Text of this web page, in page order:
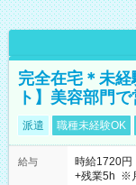
完全在宅＊未
ト】美容部門
派遣 職種未経験OK
給与
時給1720
+残業5h ※